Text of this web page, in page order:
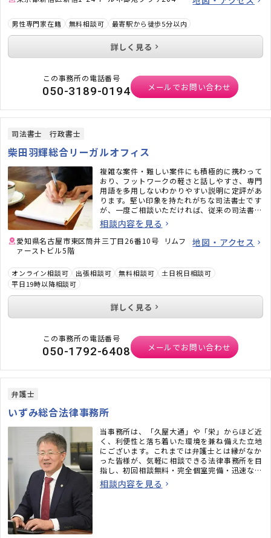
男性専門家在籍 無料相談可 最寄駅から徒歩5分以内
詳しく見る
この事務所の電話番号
050-3189-0194 メールでお問い合わせ
司法書士 行政書士
柴田羽輝総合リーガルオフィス
複雑な案件・難しい案件にも積極的に携わって
おり、フットワークの軽さと話しやすさ、専門
用語を多用しないわかりやすい説明に定評があ
ります。堅い印象を持たれがちな司法書士です
が、一度ご相談いただければ、従来の司法書士
のイメージがガラッと変わるかと思います。ど
うぞお気軽にご相談ください。
相談内容を見る
愛知県名古屋市東区筒井三丁目26番10号 リムフ
ァーストビル5階
地図・アクセス
オンライン相談可 出張相談可 無料相談可
土日祝日相談可
平日19時以降相談可
詳しく見る
この事務所の電話番号
050-1792-6408 メールでお問い合わせ
弁護士
いずみ総合法律事務所
当事務所は、「久屋大通」や「栄」からほど近
く、利便性と落ち着いた環境を兼ね備えた立地
にございます。これまでは弁護士とは縁がなか
った皆様が、気軽に相談できる法律事務所を目
指し、初回相談無料・完全個室完備・迅速なメ
ール対応など、相談しやすい環境も整えていま
す。「弁護士に相談するべきかわからない」と
相談内容を見る